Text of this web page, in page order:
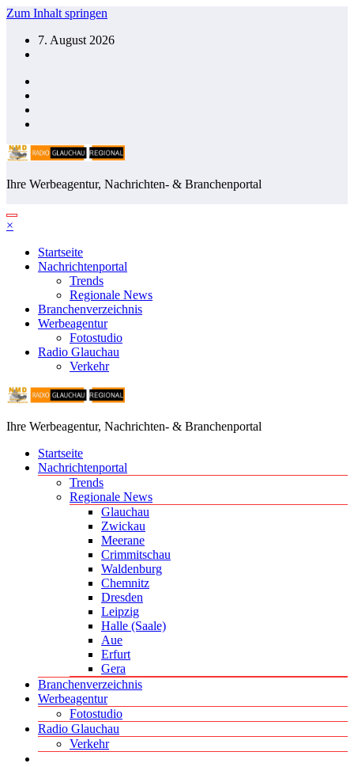
Zum Inhalt springen
7. August 2026
Ihre Werbeagentur, Nachrichten- & Branchenportal
×
Startseite
Nachrichtenportal
Trends
Regionale News
Branchenverzeichnis
Werbeagentur
Fotostudio
Radio Glauchau
Verkehr
Ihre Werbeagentur, Nachrichten- & Branchenportal
Startseite
Nachrichtenportal
Trends
Regionale News
Glauchau
Zwickau
Meerane
Crimmitschau
Waldenburg
Chemnitz
Dresden
Leipzig
Halle (Saale)
Aue
Erfurt
Gera
Branchenverzeichnis
Werbeagentur
Fotostudio
Radio Glauchau
Verkehr